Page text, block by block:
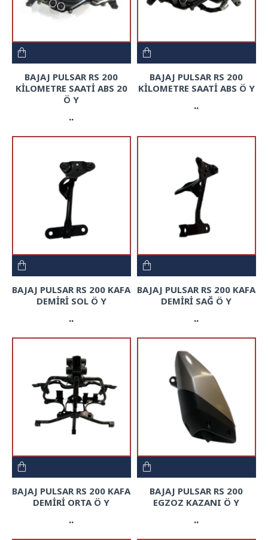
BAJAJ PULSAR RS 200
KİLOMETRE SAATİ ABS 20
Ö Y
..
BAJAJ PULSAR RS 200
KİLOMETRE SAATİ ABS Ö Y
..
BAJAJ PULSAR RS 200 KAFA
DEMİRİ SOL Ö Y
..
BAJAJ PULSAR RS 200 KAFA
DEMİRİ SAĞ Ö Y
..
BAJAJ PULSAR RS 200 KAFA
DEMİRİ ORTA Ö Y
..
BAJAJ PULSAR RS 200
EGZOZ KAZANI Ö Y
..